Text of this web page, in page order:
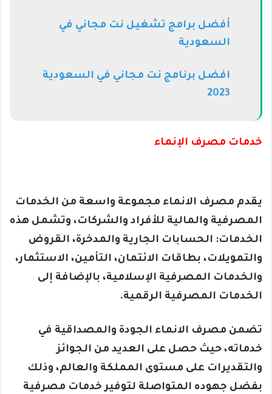
أفضل برامج تشغيل نت مجاني في
السعودية
افضل برنامج نت مجاني في السعودية
2023
خدمات مصرف الإنماء
يقدم مصرف الانماء مجموعة واسعة من الخدمات
المصرفية والمالية للأفراد والشركات، وتشمل هذه
الخدمات: الحسابات الجارية والمدخرة، القروض
والتمويلات، بطاقات الائتمان، التأمين، الاستثمار،
والخدمات المصرفية الإسلامية، بالإضافة إلى
الخدمات المصرفية الرقمية.
تضمن مصرف الانماء الجودة والمصداقية في
خدماته، حيث حصل على العديد من الجوائز
والتقديرات على مستوى المملكة والعالم، وذلك
بفضل جهوده المتواصلة لتوفير خدمات مصرفية